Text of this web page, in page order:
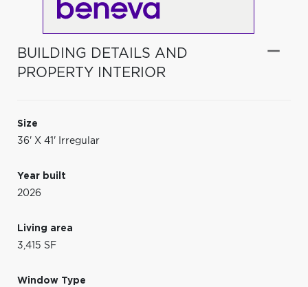
BUILDING DETAILS AND
PROPERTY INTERIOR
Size
36' X 41' Irregular
Year built
2026
Living area
3,415 SF
Window Type